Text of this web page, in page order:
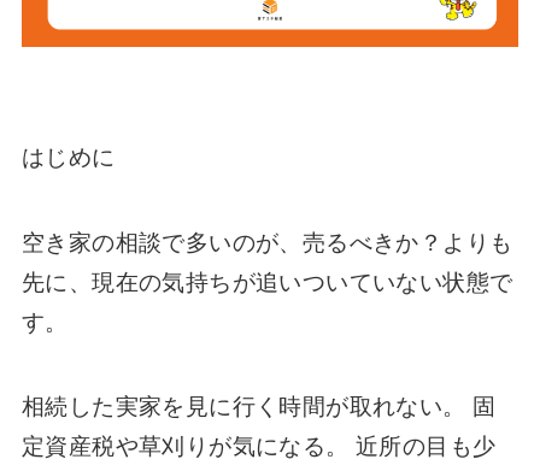
はじめに
空き家の相談で多いのが、売るべきか？よりも
先に、現在の気持ちが追いついていない状態で
す。
相続した実家を見に行く時間が取れない。 固
定資産税や草刈りが気になる。 近所の目も少